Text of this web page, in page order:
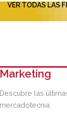
VER TODAS LAS
Marketing
Descubre las
mercadotecnia.